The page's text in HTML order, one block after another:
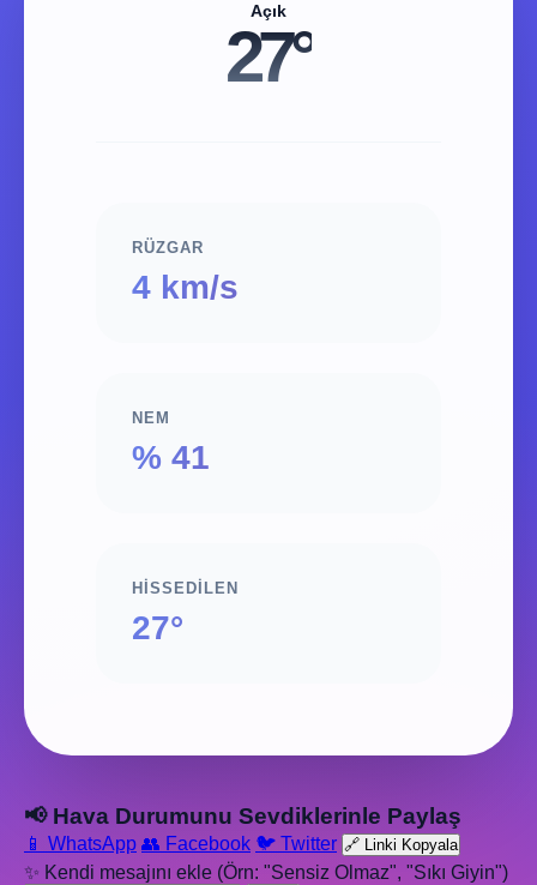
Açık
27°
RÜZGAR
4 km/s
NEM
% 41
HISSEDILEN
27°
📢 Hava Durumunu Sevdiklerinle Paylaş
📱 WhatsApp 👥 Facebook 🐦 Twitter 🔗 Linki Kopyala
✨ Kendi mesajını ekle (Örn: "Sensiz Olmaz", "Sıkı Giyin")